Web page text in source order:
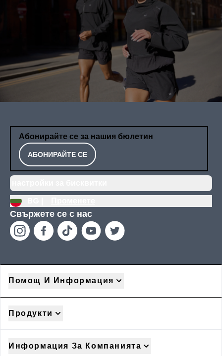
Абонирайте се за нашия бюлетин
АБОНИРАЙТЕ СЕ
Свържете се с нас
Помощ И Информация
Продукти
Информация За Компанията